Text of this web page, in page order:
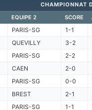
CHAMPIONNAT
EQUIPE 2 SCORE
PARIS-SG 1-1
QUEVILLY 3-2
PARIS-SG 2-2
CAEN 2-0
PARIS-SG 0-0
BREST 2-1
PARIS-SG 1-1